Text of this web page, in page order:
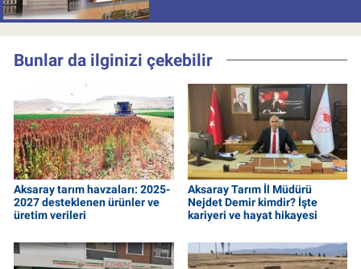
Bunlar da ilginizi çekebilir
Aksaray tarım havzaları: 2025-
2027 desteklenen ürünler ve
üretim verileri
Aksaray Tarım İl Müdürü
Nejdet Demir kimdir? İşte
kariyeri ve hayat hikayesi